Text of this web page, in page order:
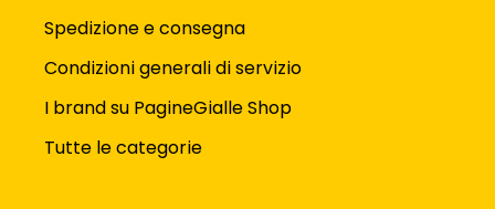
Spedizione e consegna
Condizioni generali di servizio
I brand su PagineGialle Shop
Tutte le categorie